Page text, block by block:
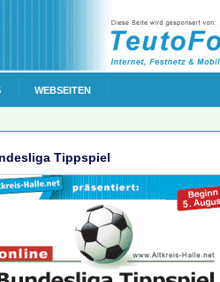
WEBSEITEN
Tippspiel